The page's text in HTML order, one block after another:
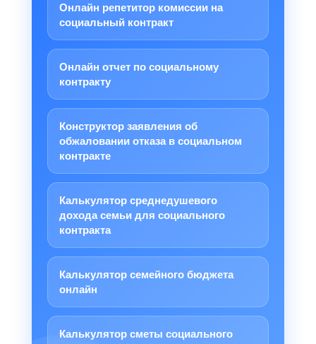
Онлайн репетитор комиссии на
социальный контракт
Онлайн отчет по социальному
контракту
Конструктор заявления об
обжаловании отказа в социальном
контракте
Калькулятор среднедушевого
дохода семьи для социального
контракта
Калькулятор семейного бюджета
онлайн
Калькулятор сметы социального